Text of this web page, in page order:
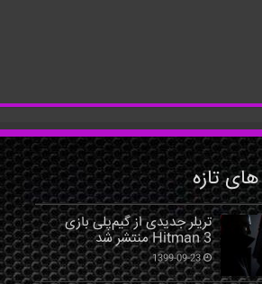
تازه
تریلر جدیدی از گیم‌پلی بازی
Hitman 3 منتشر شد
1399-09-23